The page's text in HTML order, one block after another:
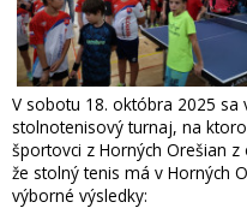
V sobotu 18. októbra 2025 sa
stolnotenisový turnaj, na
športovci z Horných Orešian
že stolný tenis má v Horných
výborné výsledky: